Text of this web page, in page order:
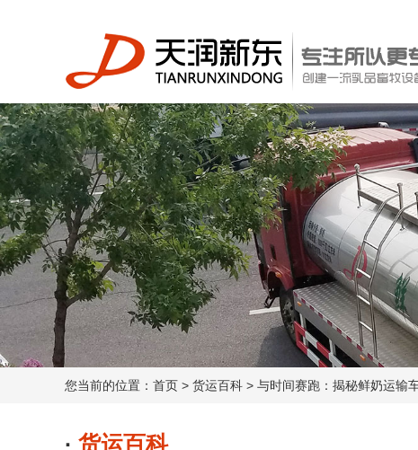
您当前的位置： 首页 > 货运百科 > 与时间赛跑：揭秘鲜奶运输
· 货运百科